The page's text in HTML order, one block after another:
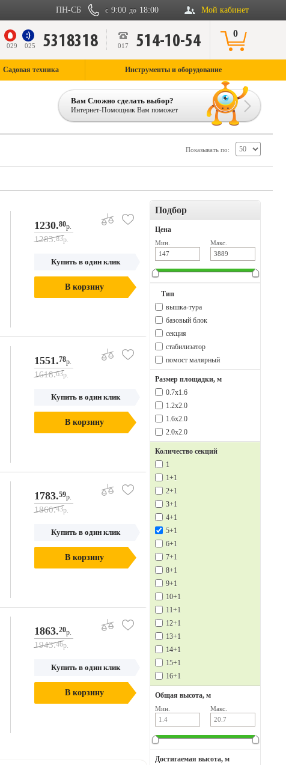
Мой кабинет
с 9:00 до 18:00
ПН-СБ
029 025 5318318 017 514-10-54 0
Садовая техника Инструменты и оборудование
Вам Сложно сделать выбор?
Интернет-Помощник Вам поможет
Показывать по:
1230.80р.
1283.83р.
Купить в один клик
В корзину
1551.78р.
1618.63р.
Купить в один клик
В корзину
1783.59р.
1860.43р.
Купить в один клик
В корзину
1863.20р.
1943.46р.
Купить в один клик
В корзину
Подбор
Цена
Мин. Макс.
Тип
вышка-тура
базовый блок
секция
стабилизатор
помост малярный
Размер площадки, м
0.7х1.6
1.2х2.0
1.6х2.0
2.0х2.0
Количество секций
1
1+1
2+1
3+1
4+1
5+1
6+1
7+1
8+1
9+1
10+1
11+1
12+1
13+1
14+1
15+1
16+1
Общая высота, м
Мин. Макс.
Достигаемая высота, м